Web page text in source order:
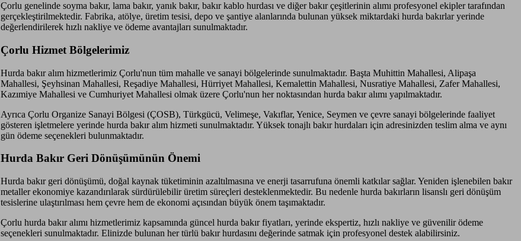
Çorlu genelinde soyma bakır, lama bakır, yanık bakır, bakır kablo hurdası ve diğer bakır çeşitlerinin alımı profesyonel ekipler tarafından
gerçekleştirilmektedir. Fabrika, atölye, üretim tesisi, depo ve şantiye alanlarında bulunan yüksek miktardaki hurda bakırlar yerinde
değerlendirilerek hızlı nakliye ve ödeme avantajları sunulmaktadır.
Çorlu Hizmet Bölgelerimiz
Hurda bakır alım hizmetlerimiz Çorlu'nun tüm mahalle ve sanayi bölgelerinde sunulmaktadır. Başta Muhittin Mahallesi, Alipaşa
Mahallesi, Şeyhsinan Mahallesi, Reşadiye Mahallesi, Hürriyet Mahallesi, Kemalettin Mahallesi, Nusratiye Mahallesi, Zafer Mahallesi,
Kazımiye Mahallesi ve Cumhuriyet Mahallesi olmak üzere Çorlu'nun her noktasından hurda bakır alımı yapılmaktadır.
Ayrıca Çorlu Organize Sanayi Bölgesi (ÇOSB), Türkgücü, Velimeşe, Vakıflar, Yenice, Seymen ve çevre sanayi bölgelerinde faaliyet
gösteren işletmelere yerinde hurda bakır alım hizmeti sunulmaktadır. Yüksek tonajlı bakır hurdaları için adresinizden teslim alma ve aynı
gün ödeme seçenekleri bulunmaktadır.
Hurda Bakır Geri Dönüşümünün Önemi
Hurda bakır geri dönüşümü, doğal kaynak tüketiminin azaltılmasına ve enerji tasarrufuna önemli katkılar sağlar. Yeniden işlenebilen bakır
metaller ekonomiye kazandırılarak sürdürülebilir üretim süreçleri desteklenmektedir. Bu nedenle hurda bakırların lisanslı geri dönüşüm
tesislerine ulaştırılması hem çevre hem de ekonomi açısından büyük önem taşımaktadır.
Çorlu hurda bakır alımı hizmetlerimiz kapsamında güncel hurda bakır fiyatları, yerinde ekspertiz, hızlı nakliye ve güvenilir ödeme
seçenekleri sunulmaktadır. Elinizde bulunan her türlü bakır hurdasını değerinde satmak için profesyonel destek alabilirsiniz.